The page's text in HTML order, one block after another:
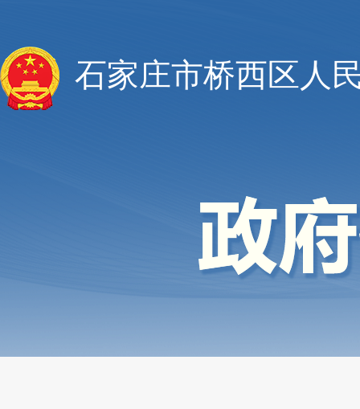
石家庄市桥西区人